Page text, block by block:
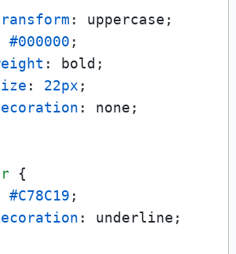
: uppercase;
#000000 ;
: bold;
: 22px ;
: none;
{
#C78C19 ;
: underline;